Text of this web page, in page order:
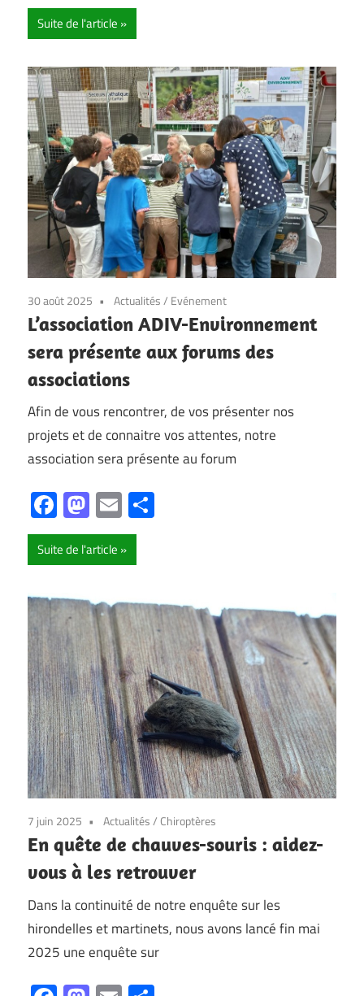
Suite de l'article
30 août 2025 Actualités/ Evénement
L’association ADIV-Environnement
sera présente aux forums des
associations
Afin de vous rencontrer, de vos présenter nos
projets et de connaitre vos attentes, notre
association sera présente au forum
Facebook
Mastodon
Email
Suite de l'article
7 juin 2025 Actualités/ Chiroptères
En quête de chauves-souris : aidez-
vous à les retrouver
Dans la continuité de notre enquête sur les
hirondelles et martinets, nous avons lancé fin mai
2025 une enquête sur